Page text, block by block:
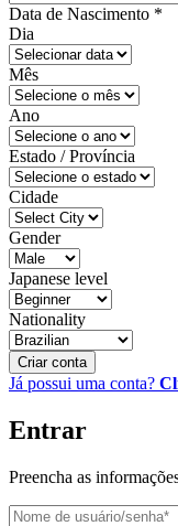
Data de Nascimento *
Dia
Mês
Ano
Estado / Província
Cidade
Gender
Japanese level
Nationality
Criar conta
Já possui uma conta?
Entrar
Preencha as